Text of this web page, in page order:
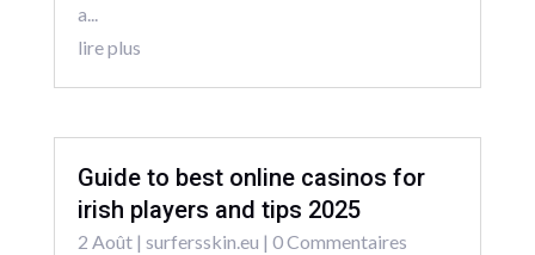
a...
lire plus
Guide to best online casinos for
irish players and tips 2025
2 Août| surfersskin.eu | 0 Commentaires